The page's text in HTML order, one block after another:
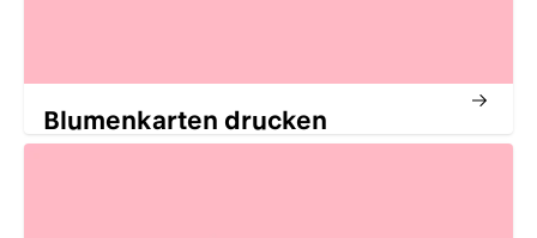
Blumenkarten drucken